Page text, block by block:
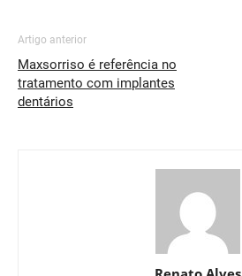
Artigo anterior
Maxsorriso é referência no
tratamento com implantes
dentários